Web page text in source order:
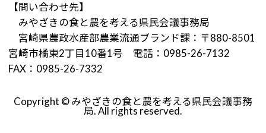
【問い合わせ先】
みやざきの食と農を考える県民会議事務局
宮崎県農政水産部農業流通ブランド課：〒880-8501
宮崎市橘東2丁目10番1号 電話：0985-26-7132
FAX：0985-26-7332
Copyright © みやざきの食と農を考える県民会議事務
局. All rights reserved.